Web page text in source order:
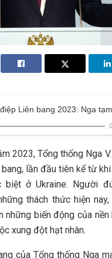
2023, Tổng thống Nga
lần đầu tiên kể từ
biệt ở Ukraine. Người
thách thức hiện
những biến động của
xung đột hạt nhân.
của Tổng thống Nga